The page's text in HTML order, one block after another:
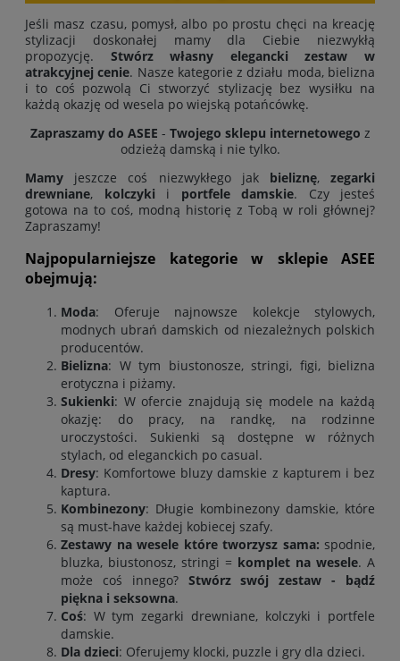
Jeśli masz czasu, pomysł, albo po prostu chęci na kreację
stylizacji doskonałej mamy dla Ciebie niezwykłą
propozycję. Stwórz własny elegancki zestaw w
atrakcyjnej cenie. Nasze kategorie z działu moda, bielizna
i to coś pozwolą Ci stworzyć stylizację bez wysiłku na
każdą okazję od wesela po wiejską potańcówkę.
Zapraszamy do ASEE - Twojego sklepu internetowego z
odzieżą damską i nie tylko.
Mamy jeszcze coś niezwykłego jak bieliznę,zegarki
drewniane, kolczyki i portfele damskie. Czy jesteś
gotowa na to coś, modną historię z Tobą w roli głównej?
Zapraszamy!
Najpopularniejsze kategorie w sklepie ASEE
obejmują:
Moda: Oferuje najnowsze kolekcje stylowych,
modnych ubrań damskich od niezależnych polskich
producentów.
Bielizna: W tym biustonosze, stringi, figi, bielizna
erotyczna i piżamy.
Sukienki: W ofercie znajdują się modele na każdą
okazję: do pracy, na randkę, na rodzinne
uroczystości. Sukienki są dostępne w różnych
stylach, od eleganckich po casual.
Dresy: Komfortowe bluzy damskie z kapturem i bez
kaptura.
Kombinezony: Długie kombinezony damskie, które
są must-have każdej kobiecej szafy.
Zestawy na wesele które tworzysz sama: spodnie,
bluzka, biustonosz, stringi = komplet na wesele. A
może coś innego? Stwórz swój zestaw - bądź
piękna i seksowna.
Coś: W tym zegarki drewniane, kolczyki i portfele
damskie.
Dla dzieci: Oferujemy klocki, puzzle i gry dla dzieci.